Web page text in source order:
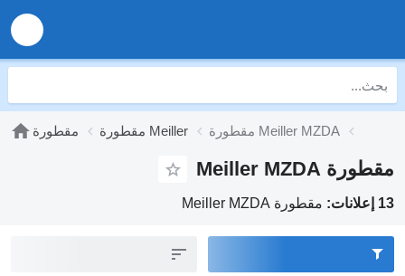
مقطورة مقطورة Meiller مقطورة Meiller MZDA
مقطورة Meiller MZDA
13 إعلانات: مقطورة Meiller MZDA